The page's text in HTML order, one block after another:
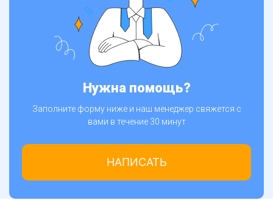
Нужна помощь?
Заполните форму ниже и наш менеджер свяжется с
вами в течение 30 минут
НАПИСАТЬ